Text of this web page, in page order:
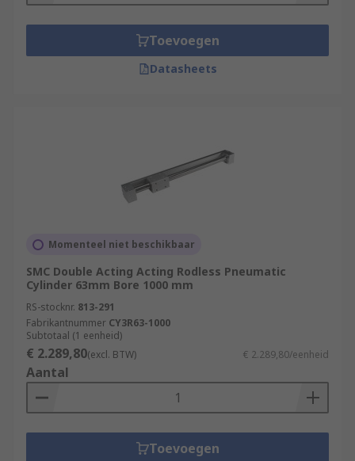
Toevoegen
Datasheets
Momenteel niet beschikbaar
SMC Double Acting Acting Rodless Pneumatic
Cylinder 63mm Bore 1000 mm
RS-stocknr. 813-291
Fabrikantnummer CY3R63-1000
Subtotaal (1 eenheid)
€ 2.289,80(excl. BTW) € 2.289,80/eenheid
Aantal
Toevoegen